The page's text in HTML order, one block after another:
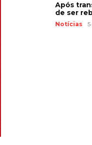
Após
de ser
Notícias